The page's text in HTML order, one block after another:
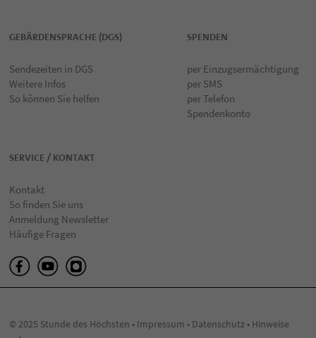
GEBÄRDENSPRACHE (DGS)
Sendezeiten in DGS
Weitere Infos
So können Sie helfen
SPENDEN
per Einzugsermächtigung
per SMS
per Telefon
Spendenkonto
SERVICE / KONTAKT
Kontakt
So finden Sie uns
Anmeldung Newsletter
Häufige Fragen
© 2025 Stunde des Höchsten • Impressum • Datenschutz • Hinweise